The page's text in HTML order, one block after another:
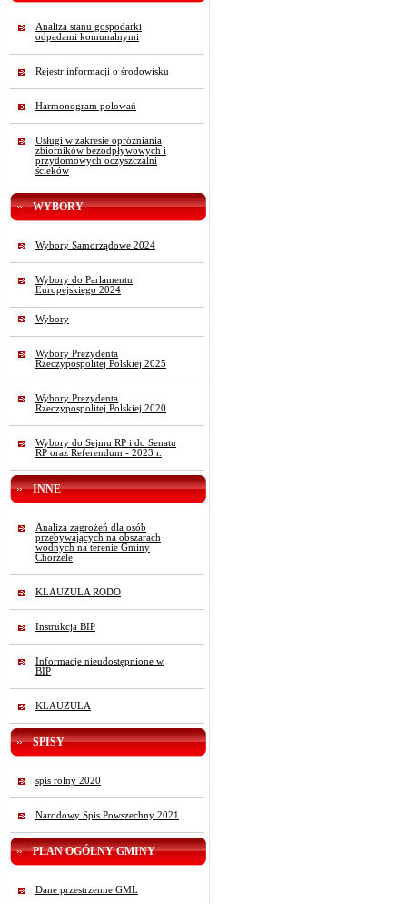
Analiza stanu gospodarki
odpadami komunalnymi
Rejestr informacji o środowisku
Harmonogram polowań
Usługi w zakresie opróżniania
zbiorników bezodpływowych i
przydomowych oczyszczalni
ścieków
WYBORY
Wybory Samorządowe 2024
Wybory do Parlamentu
Europejskiego 2024
Wybory
Wybory Prezydenta
Rzeczypospolitej Polskiej 2025
Wybory Prezydenta
Rzeczypospolitej Polskiej 2020
Wybory do Sejmu RP i do Senatu
RP oraz Referendum - 2023 r.
INNE
Analiza zagrożeń dla osób
przebywających na obszarach
wodnych na terenie Gminy
Chorzele
KLAUZULA RODO
Instrukcja BIP
Informacje nieudostępnione w
BIP
KLAUZULA
SPISY
spis rolny 2020
Narodowy Spis Powszechny 2021
PLAN OGÓLNY GMINY
Dane przestrzenne GML